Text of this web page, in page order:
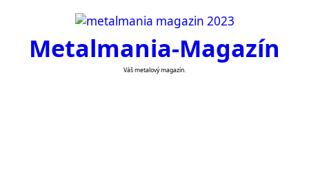
contentMetalmania-Magazín
Váš metalový magazín.